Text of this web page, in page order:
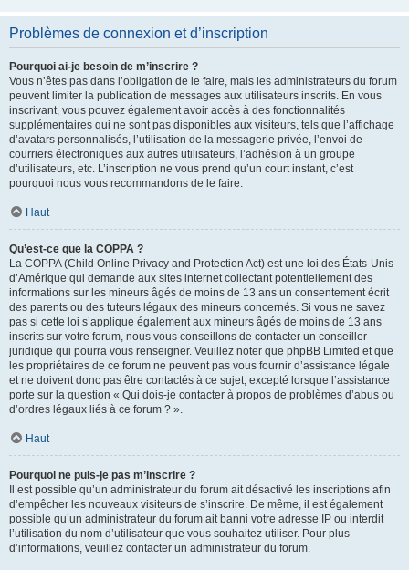
Problèmes de connexion et d’inscription
Pourquoi ai-je besoin de m’inscrire ?
Vous n’êtes pas dans l’obligation de le faire, mais les administrateurs du forum
peuvent limiter la publication de messages aux utilisateurs inscrits. En vous
inscrivant, vous pouvez également avoir accès à des fonctionnalités
supplémentaires qui ne sont pas disponibles aux visiteurs, tels que l’affichage
d’avatars personnalisés, l’utilisation de la messagerie privée, l’envoi de
courriers électroniques aux autres utilisateurs, l’adhésion à un groupe
d’utilisateurs, etc. L’inscription ne vous prend qu’un court instant, c’est
pourquoi nous vous recommandons de le faire.
Haut
Qu’est-ce que la COPPA ?
La COPPA (Child Online Privacy and Protection Act) est une loi des États-Unis
d’Amérique qui demande aux sites internet collectant potentiellement des
informations sur les mineurs âgés de moins de 13 ans un consentement écrit
des parents ou des tuteurs légaux des mineurs concernés. Si vous ne savez
pas si cette loi s’applique également aux mineurs âgés de moins de 13 ans
inscrits sur votre forum, nous vous conseillons de contacter un conseiller
juridique qui pourra vous renseigner. Veuillez noter que phpBB Limited et que
les propriétaires de ce forum ne peuvent pas vous fournir d’assistance légale
et ne doivent donc pas être contactés à ce sujet, excepté lorsque l’assistance
porte sur la question « Qui dois-je contacter à propos de problèmes d’abus ou
d’ordres légaux liés à ce forum ? ».
Haut
Pourquoi ne puis-je pas m’inscrire ?
Il est possible qu’un administrateur du forum ait désactivé les inscriptions afin
d’empêcher les nouveaux visiteurs de s’inscrire. De même, il est également
possible qu’un administrateur du forum ait banni votre adresse IP ou interdit
l’utilisation du nom d’utilisateur que vous souhaitez utiliser. Pour plus
d’informations, veuillez contacter un administrateur du forum.